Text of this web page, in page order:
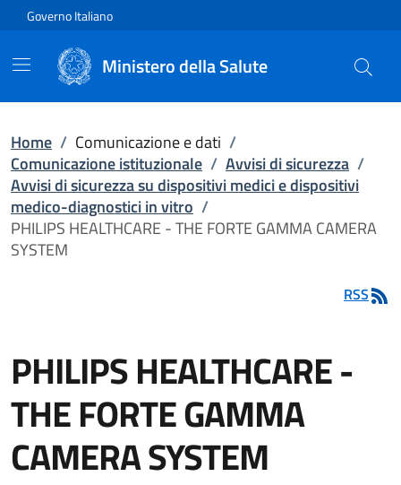
Vai direttamente al contenuto
Governo Italiano
Ministero della Salute
Home / Comunicazione e dati /
Comunicazione istituzionale / Avvisi di sicurezza /
Avvisi di sicurezza su dispositivi medici e dispositivi
medico-diagnostici in vitro /
PHILIPS HEALTHCARE - THE FORTE GAMMA CAMERA
SYSTEM
RSS
PHILIPS HEALTHCARE -
THE FORTE GAMMA
CAMERA SYSTEM